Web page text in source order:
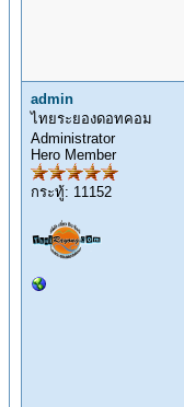
admin
ไทยระยองดอทคอม
Administrator
Hero Member
กระทู้: 11152